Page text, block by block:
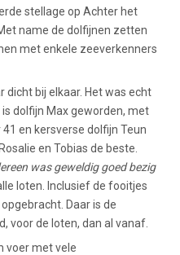
stellage op Achter het
name de dolfijnen zetten
met enkele zeeverkenners
dicht bij elkaar. Het was echt
is dolfijn Max geworden, met
en kersverse dolfijn Teun
en Tobias de beste.
was geweldig goed bezig
loten. Inclusief de fooitjes
Daar is de
voor de loten, dan al vanaf.
voer met vele